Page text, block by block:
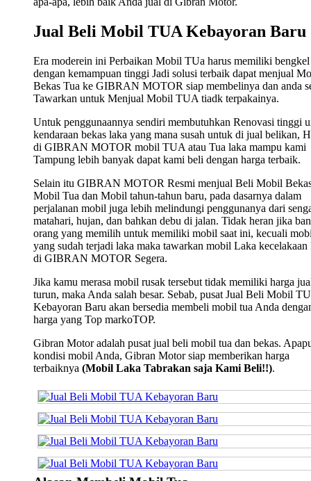
Jual Beli Mobil TUA Kebayoran Baru
Era moderein ini Perbaikan Mobil TUa harus memiliki bengkel
dengan kemampuan tinggi Jadi solusi terbaik dapat menjual
Bekas Tua ke GIBRAN MOTOR siap membelinya dan anda
Tawarkan untuk Menjual Mobil TUA tiadk terpakainya.
Untuk penggunaannya sendiri membutuhkan Renovasi tinggi
kendaraan bekas laka yang mana susah untuk di jual belikan,
di GIBRAN MOTOR mobil TUA atau Tua laka mampu kami
Tampung lebih banyak dapat kami beli dengan harga terbaik.
Selain itu GIBRAN MOTOR Resmi menjual Beli Mobil
Mobil Tua dan Mobil tahun-tahun baru, pada dasarnya dalam
perjalanan mobil juga lebih melindungi penggunanya dari
matahari, hujan, dan bahkan debu di jalan. Tidak heran jika
orang yang memilih untuk memiliki mobil saat ini, kecuali
yang sudah terjadi laka maka tawarkan mobil Laka kecelakaan
di GIBRAN MOTOR Segera.
Jika kamu merasa mobil rusak tersebut tidak memiliki harga
turun, maka Anda salah besar. Sebab, pusat Jual Beli Mobil
Kebayoran Baru akan bersedia membeli mobil tua Anda
harga yang Top markoTOP.
Gibran Motor adalah pusat jual beli mobil tua dan bekas.
kondisi mobil Anda, Gibran Motor siap memberikan harga
terbaiknya (Mobil Laka Tabrakan saja Kami Beli!!).